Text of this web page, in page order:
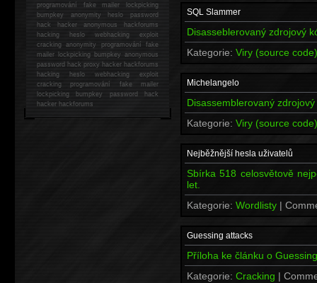
SQL Slammer
Disasseblerovaný zdrojový
Kategorie: Viry (source code)
Michelangelo
Disassemblerovaný
Kategorie: Viry (source code)
Nejběžnější hesla uživatelů
Sbírka 518 celosvětově
let.
Kategorie: Wordlisty |
Guessing attacks
Příloha ke článku o
Kategorie: Cracking |
programování fake mailer lockpicking
bumpkey anonymity heslo password
hackhacker anonymous hackforums
hackingheslo webhacking exploit
cracking anonymity programování fake
mailer lockpicking bumpkey anonymous
password hack proxy hacker hackforums
hacking heslo webhacking exploit
cracking programování fake mailer
lockpicking bumpkey password hack
hackerhackforums